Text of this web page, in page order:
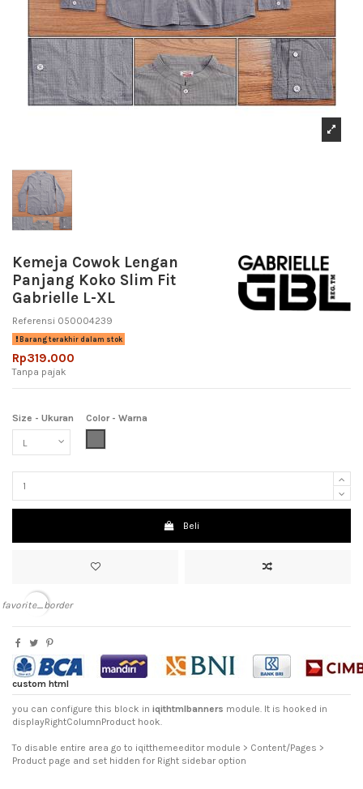
Kemeja Cowok Lengan
Panjang Koko Slim Fit
Gabrielle L-XL
Referensi 050004239
Barang terakhir dalam stok
Rp319.000
Tanpa pajak
Size - Ukuran
Color - Warna
Beli
favorite_border
custom html
you can configure this block in iqithtmlbanners module. It is hooked in
displayRightColumnProduct hook.
To disable entire area go to iqitthemeeditor module > Content/Pages >
Product page and set hidden for Right sidebar option